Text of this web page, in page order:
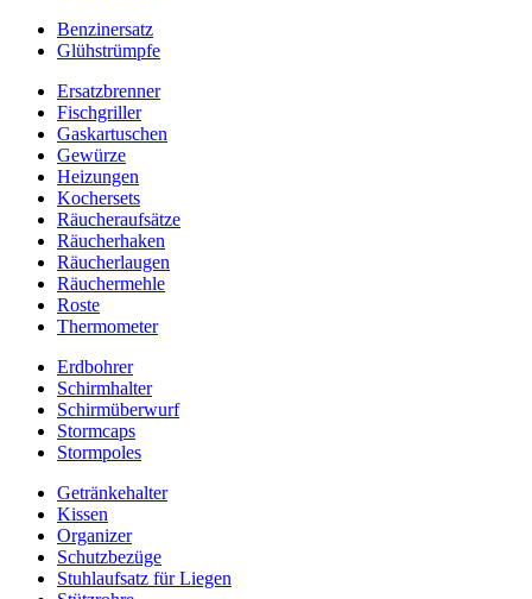
Benzinersatz
Glühstrümpfe
Ersatzbrenner
Fischgriller
Gaskartuschen
Gewürze
Heizungen
Kochersets
Räucheraufsätze
Räucherhaken
Räucherlaugen
Räuchermehle
Roste
Thermometer
Erdbohrer
Schirmhalter
Schirmüberwurf
Stormcaps
Stormpoles
Getränkehalter
Kissen
Organizer
Schutzbezüge
Stuhlaufsatz für Liegen